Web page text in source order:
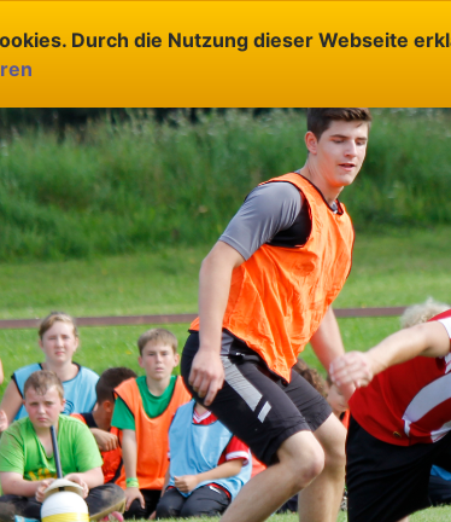
Durch die Nutzung dieser Webseite